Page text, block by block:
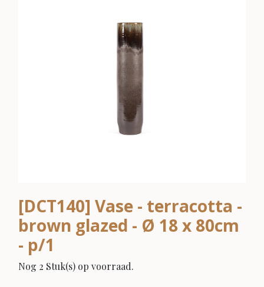
[DCT140] Vase - terracotta -
brown glazed - Ø 18 x 80cm
- p/1
Nog 2 Stuk(s) op voorraad.